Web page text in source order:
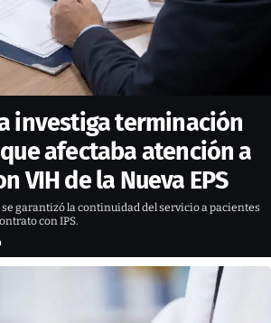
investiga terminación
afectaba atención a
VIH de la Nueva EPS
garantizó la continuidad del servicio a pacientes
con IPS.